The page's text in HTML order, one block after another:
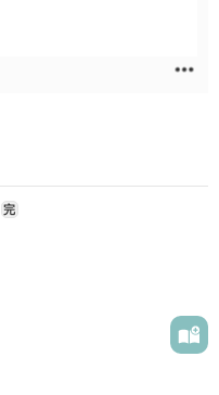
完